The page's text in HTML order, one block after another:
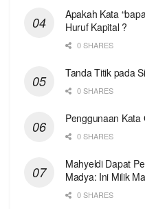
Apakah Kata
Huruf Kapital ?
0 SHARES
Tanda Titik pada
0 SHARES
Penggunaan Kata
0 SHARES
Mahyeldi Dapat
Madya: Ini Milik
0 SHARES